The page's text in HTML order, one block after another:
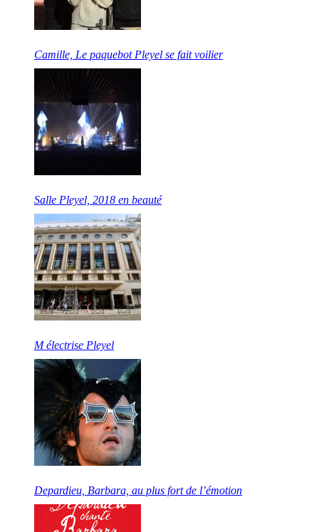
Camille, Le paquebot Pleyel se fait voilier
Salle Pleyel, 2018 en beauté
M électrise Pleyel
Depardieu, Barbara, au plus fort de l’émotion